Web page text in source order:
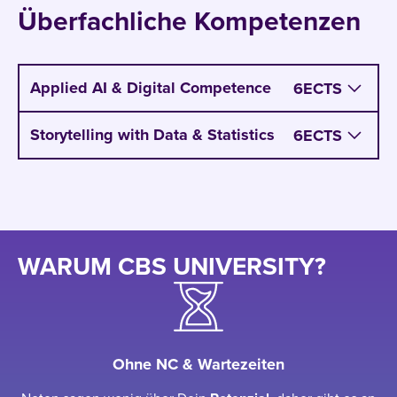
marketing and branding as key drivers of customer
value
customer loyalty, profitability, and sustained
Überfachliche Kompetenzen
Applied AI & Digital Competence 6ECTS
Storytelling with Data & Statistics 6ECTS
WARUM CBS UNIVERSITY?
Ohne NC & Wartezeiten